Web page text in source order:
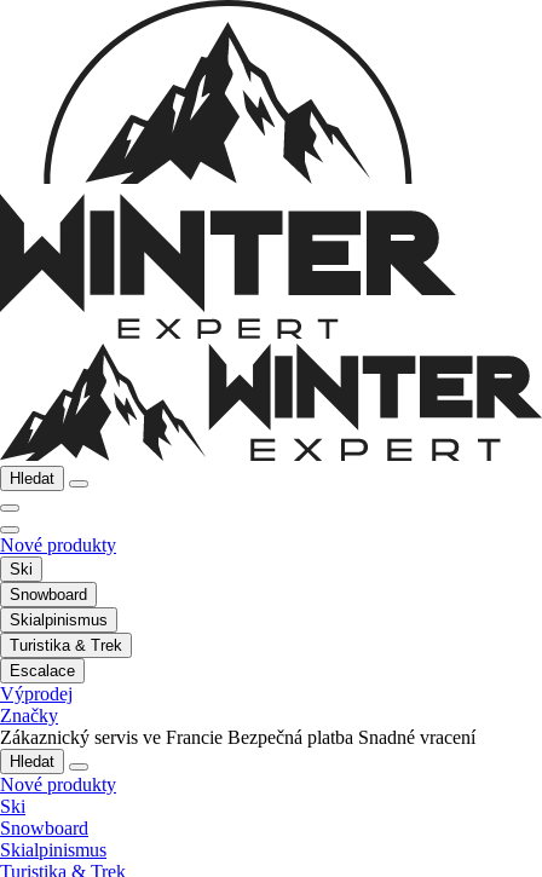
Hledat
Nové produkty
Ski
Snowboard
Skialpinismus
Turistika & Trek
Escalace
Výprodej
Značky
Zákaznický servis ve Francie Bezpečná platba Snadné vracení
Hledat
Nové produkty
Ski
Snowboard
Skialpinismus
Turistika & Trek